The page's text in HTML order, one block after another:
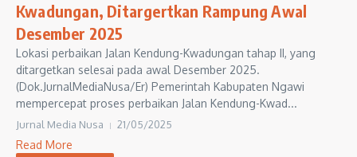
Kwadungan, Ditargertkan Rampung Awal
Desember 2025
Lokasi perbaikan Jalan Kendung-Kwadungan tahap II, yang
ditargetkan selesai pada awal Desember 2025.
(Dok.JurnalMediaNusa/Er) Pemerintah Kabupaten Ngawi
mempercepat proses perbaikan Jalan Kendung-Kwad...
Jurnal Media Nusa 21/05/2025
Read More